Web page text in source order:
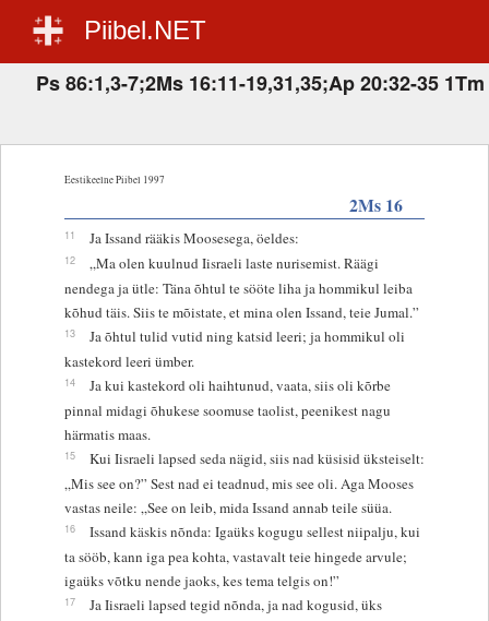
Piibel.NET
Ps 86:1,3-7;2Ms 16:11-19,31,35;Ap 20:32-35
Eestikeelne Piibel 1997
2Ms 16
11 Ja Issand rääkis Moosesega, öeldes:
12
„Ma olen kuulnud Iisraeli laste nurisemist. Räägi
nendega ja ütle: Täna õhtul te sööte liha ja hommikul leiba
kõhud täis. Siis te mõistate, et mina olen Issand, teie Jumal.”
13
Ja õhtul tulid vutid ning katsid leeri; ja hommikul oli
kastekord leeri ümber.
14
Ja kui kastekord oli haihtunud, vaata, siis oli kõrbe
pinnal midagi õhukese soomuse taolist, peenikest nagu
härmatis maas.
15
Kui Iisraeli lapsed seda nägid, siis nad küsisid üksteiselt:
„Mis see on?” Sest nad ei teadnud, mis see oli. Aga Mooses
vastas neile: „See on leib, mida Issand annab teile süüa.
16
Issand käskis nõnda: Igaüks kogugu sellest niipalju, kui
ta sööb, kann iga pea kohta, vastavalt teie hingede arvule;
igaüks võtku nende jaoks, kes tema telgis on!”
17
Ja Iisraeli lapsed tegid nõnda, ja nad kogusid, üks